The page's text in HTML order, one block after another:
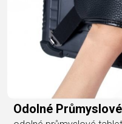
Odolné